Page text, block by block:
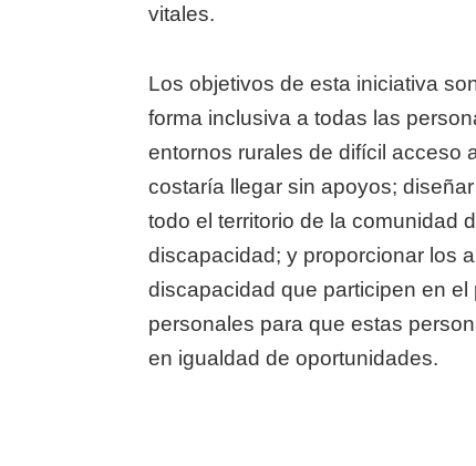
vitales.
Los objetivos de esta iniciativa
forma inclusiva a todas las
entornos rurales de difícil acceso
costaría llegar sin apoyos;
todo el territorio de la comunidad
discapacidad; y proporcionar los
discapacidad que participen en
personales para que estas
en igualdad de oportunidades.